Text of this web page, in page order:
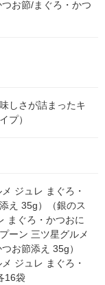
お節/まぐろ・かつ
しさが詰まったキ
プ）
ジュレ まぐろ・
え 35g）（銀のス
まぐろ・かつおに
ーン 三ツ星グルメ
お節添え 35g）
ジュレ まぐろ・
16袋